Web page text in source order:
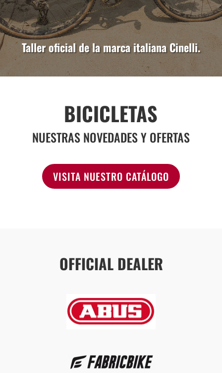
Taller oficial de la marca italiana Cinelli.
BICICLETAS
NUESTRAS NOVEDADES Y OFERTAS
VISITA NUESTRO CATÁLOGO
OFFICIAL DEALER